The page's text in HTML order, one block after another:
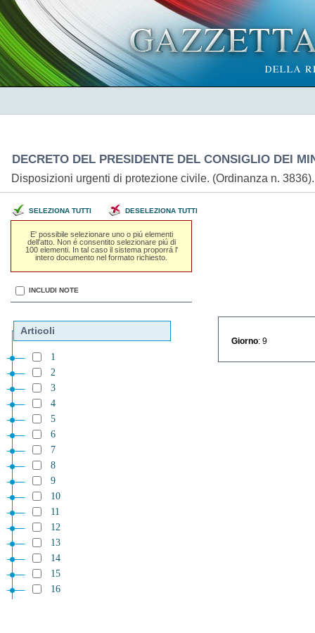
DECRETO DEL PRESIDENTE DEL CONSIGLIO DEI
Disposizioni urgenti di protezione civile. (Ordinanza n.
SELEZIONA TUTTI DESELEZIONA TUTTI
E' possibile selezionare uno o piú elementi
dell'atto. Non é consentito selezionare piú di
100 elementi. In tal caso il sistema proporrá l'
intero documento nel formato richiesto.
INCLUDI NOTE
Articoli
1
2
3
4
5
6
7
8
9
10
11
12
13
14
15
16
Giorno : 9